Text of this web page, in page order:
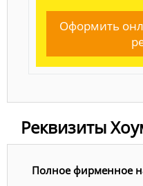
Оформить
Реквизиты
Полное фирменное